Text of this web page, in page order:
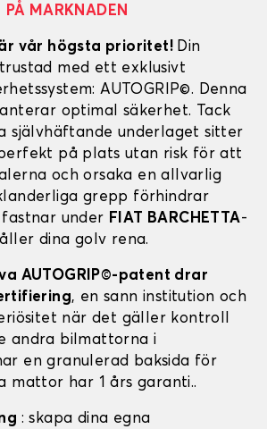
PÅ MARKNADEN
vår högsta prioritet! Din
med ett exklusivt
AUTOGRIP©. Denna
optimal säkerhet. Tack
självhäftande underlaget sitter
på plats utan risk för att
och orsaka en allvarlig
grepp förhindrar
under FIAT BARCHETTA-
dina golv rena.
AUTOGRIP©-patent drar
, en sann institution och
när det gäller kontroll
andra bilmattorna i
en granulerad baksida för
mattor har 1 års garanti..
: skapa dina egna